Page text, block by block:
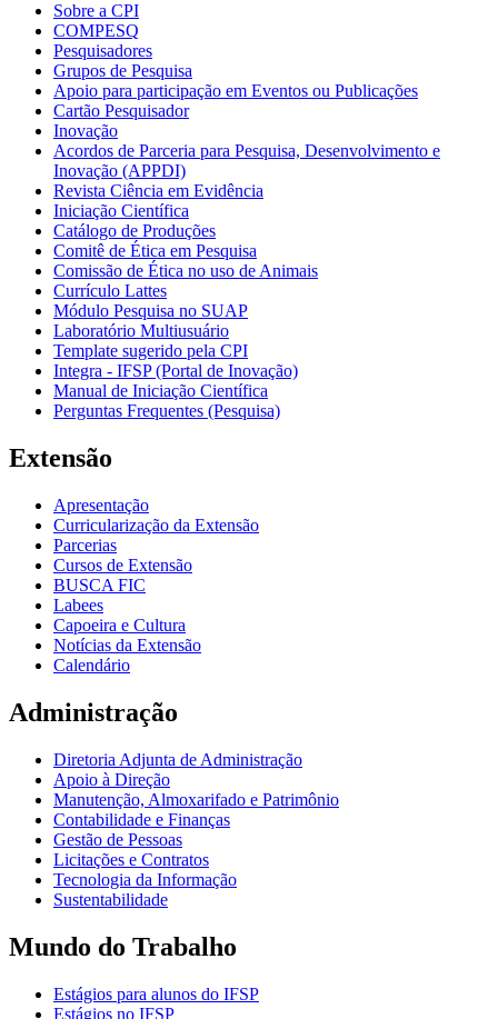
Sobre a CPI
COMPESQ
Pesquisadores
Grupos de Pesquisa
Apoio para participação em Eventos ou Publicações
Cartão Pesquisador
Inovação
Acordos de Parceria para Pesquisa, Desenvolvimento e
Inovação (APPDI)
Revista Ciência em Evidência
Iniciação Científica
Catálogo de Produções
Comitê de Ética em Pesquisa
Comissão de Ética no uso de Animais
Currículo Lattes
Módulo Pesquisa no SUAP
Laboratório Multiusuário
Template sugerido pela CPI
Integra - IFSP (Portal de Inovação)
Manual de Iniciação Científica
Perguntas Frequentes (Pesquisa)
Extensão
Apresentação
Curricularização da Extensão
Parcerias
Cursos de Extensão
BUSCA FIC
Labees
Capoeira e Cultura
Notícias da Extensão
Calendário
Administração
Diretoria Adjunta de Administração
Apoio à Direção
Manutenção, Almoxarifado e Patrimônio
Contabilidade e Finanças
Gestão de Pessoas
Licitações e Contratos
Tecnologia da Informação
Sustentabilidade
Mundo do Trabalho
Estágios para alunos do IFSP
Estágios no IFSP